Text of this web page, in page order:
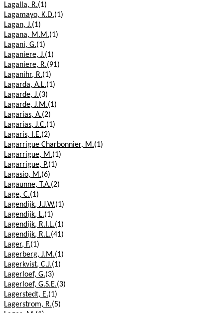
Lagalla, R.(1)
Lagamayo, K.D.(1)
Lagan, J.(1)
Lagana, M.M.(1)
Lagani, G.(1)
Laganiere, J.(1)
Laganiere, R.(91)
Laganihr, R.(1)
Lagarda, A.L.(1)
Lagarde, J.(3)
Lagarde, J.M.(1)
Lagarias, A.(2)
Lagarias, J.C.(1)
Lagaris, I.E.(2)
Lagarrigue Charbonnier, M.(1)
Lagarrigue, M.(1)
Lagarrigue, P.(1)
Lagasio, M.(6)
Lagaunne, T.A.(2)
Lage, C.(1)
Lagendijk, J.J.W.(1)
Lagendijk, L.(1)
Lagendijk, R.I.L.(1)
Lagendijk, R.L.(41)
Lager, F.(1)
Lagerberg, J.M.(1)
Lagerkvist, C.J.(1)
Lagerloef, G.(3)
Lagerloef, G.S.E.(3)
Lagerstedt, E.(1)
Lagerstrom, R.(5)